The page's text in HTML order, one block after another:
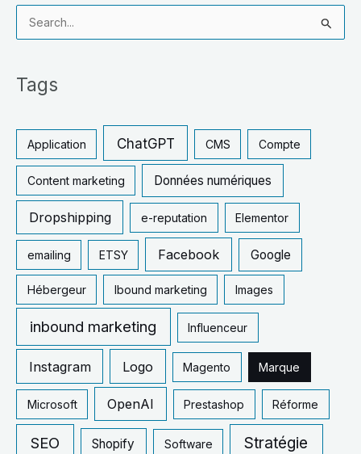
h
c
:
Tags
Application ChatGPT CMS Compte
Content marketing Données numériques
Dropshipping e-reputation Elementor
emailing ETSY Facebook Google
Hébergeur Ibound marketing Images
inbound marketing Influenceur
Instagram Logo Magento Marque
Microsoft OpenAI Prestashop Réforme
SEO Shopify Software Stratégie